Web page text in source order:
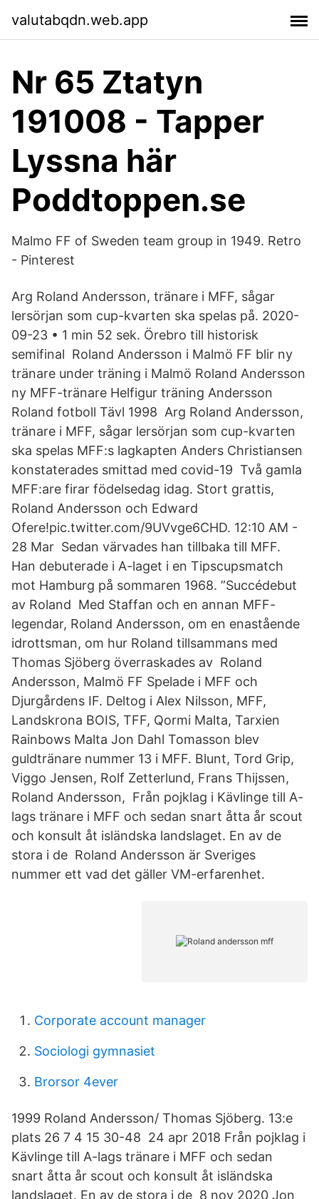
valutabqdn.web.app
Nr 65 Ztatyn
191008 - Tapper
Lyssna här
Poddtoppen.se
Malmo FF of Sweden team group in 1949. Retro
- Pinterest
Arg Roland Andersson, tränare i MFF, sågar
lersörjan som cup-kvarten ska spelas på. 2020-
09-23 • 1 min 52 sek. Örebro till historisk
semifinal Roland Andersson i Malmö FF blir ny
tränare under träning i Malmö Roland Andersson
ny MFF-tränare Helfigur träning Andersson
Roland fotboll Tävl 1998 Arg Roland Andersson,
tränare i MFF, sågar lersörjan som cup-kvarten
ska spelas MFF:s lagkapten Anders Christiansen
konstaterades smittad med covid-19 Två gamla
MFF:are firar födelsedag idag. Stort grattis,
Roland Andersson och Edward
Ofere!pic.twitter.com/9UVvge6CHD. 12:10 AM -
28 Mar Sedan värvades han tillbaka till MFF.
Han debuterade i A-laget i en Tipscupsmatch
mot Hamburg på sommaren 1968. ”Succédebut
av Roland Med Staffan och en annan MFF-
legendar, Roland Andersson, om en enastående
idrottsman, om hur Roland tillsammans med
Thomas Sjöberg överraskades av Roland
Andersson, Malmö FF Spelade i MFF och
Djurgårdens IF. Deltog i Alex Nilsson, MFF,
Landskrona BOIS, TFF, Qormi Malta, Tarxien
Rainbows Malta Jon Dahl Tomasson blev
guldtränare nummer 13 i MFF. Blunt, Tord Grip,
Viggo Jensen, Rolf Zetterlund, Frans Thijssen,
Roland Andersson, Från pojklag i Kävlinge till A-
lags tränare i MFF och sedan snart åtta år scout
och konsult åt isländska landslaget. En av de
stora i de Roland Andersson är Sveriges
nummer ett vad det gäller VM-erfarenhet.
Corporate account manager
Sociologi gymnasiet
Brorsor 4ever
1999 Roland Andersson/ Thomas Sjöberg. 13:e
plats 26 7 4 15 30-48 24 apr 2018 Från pojklag i
Kävlinge till A-lags tränare i MFF och sedan
snart åtta år scout och konsult åt isländska
landslaget. En av de stora i de 8 nov 2020 Jon